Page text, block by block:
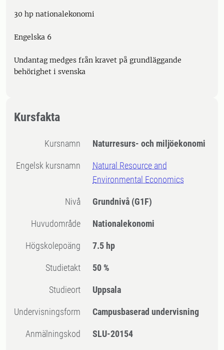
30 hp nationalekonomi
Engelska 6
Undantag medges från kravet på grundläggande
behörighet i svenska
Kursfakta
Kursnamn Naturresurs- och miljöekonomi
Engelsk kursnamn
Natural Resource and
Environmental Economics
Nivå Grundnivå (G1F)
Huvudområde Nationalekonomi
högskolepoäng 7.5 hp
Studietakt 50 %
Studieort Uppsala
Undervisningsform Campusbaserad undervisning
Anmälningskod SLU-20154